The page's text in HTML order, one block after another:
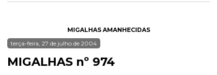
MIGALHAS AMANHECIDAS
terça-feira, 27 de julho de 2004
MIGALHAS nº 974